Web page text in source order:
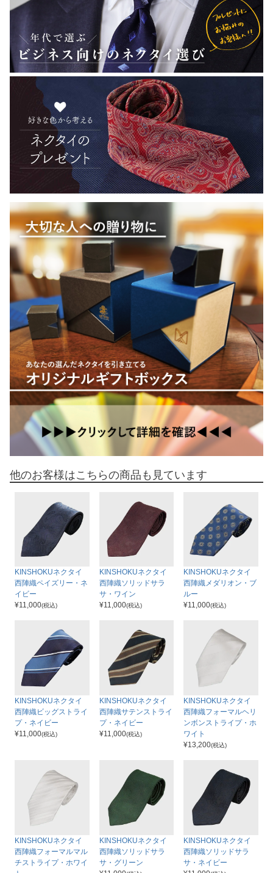
他のお客様はこちらの商品も見ています
KINSHOKUネクタイ
西陣織ペイズリー・ネ
イビー
¥11,000(税込)
KINSHOKUネクタイ
西陣織ソリッドサラ
サ・ワイン
¥11,000(税込)
KINSHOKUネクタイ
西陣織メダリオン・ブ
ルー
¥11,000(税込)
KINSHOKUネクタイ
西陣織ビッグストライ
プ・ネイビー
¥11,000(税込)
KINSHOKUネクタイ
西陣織サテンストライ
プ・ネイビー
¥11,000(税込)
KINSHOKUネクタイ
西陣織フォーマルヘリ
ンボンストライプ・ホ
ワイト
¥13,200(税込)
KINSHOKUネクタイ
西陣織フォーマルマル
チストライプ・ホワイ
KINSHOKUネクタイ
西陣織ソリッドサラ
サ・グリーン
KINSHOKUネクタイ
西陣織ソリッドサラ
サ・ネイビー